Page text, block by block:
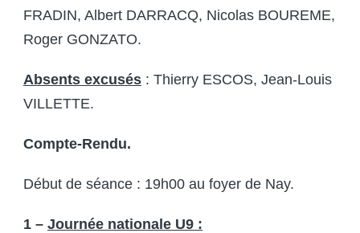
FRADIN, Albert DARRACQ, Nicolas BOUREME,
Roger GONZATO.
Absents excusés : Thierry ESCOS, Jean-Louis
VILLETTE.
Compte-Rendu.
Début de séance : 19h00 au foyer de Nay.
1 – Journée nationale U9 :